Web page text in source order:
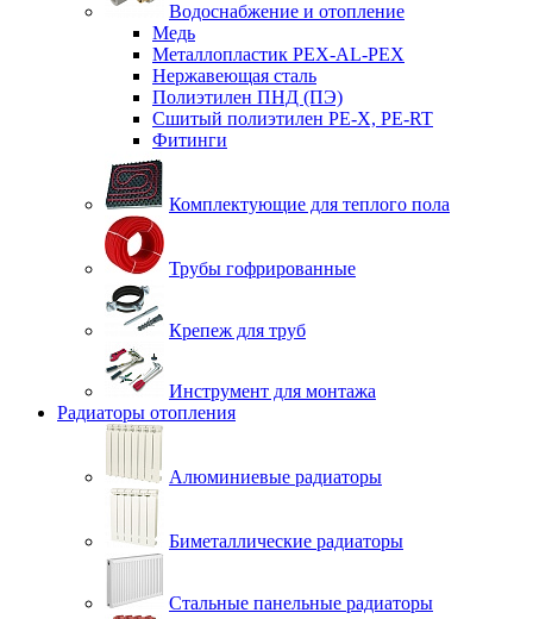
Водоснабжение и отопление
Медь
Металлопластик PEX-AL-PEX
Нержавеющая сталь
Полиэтилен ПНД (ПЭ)
Сшитый полиэтилен PE-X, PE-RT
Фитинги
Комплектующие для теплого пола
Трубы гофрированные
Крепеж для труб
Инструмент для монтажа
Радиаторы отопления
Алюминиевые радиаторы
Биметаллические радиаторы
Стальные панельные радиаторы